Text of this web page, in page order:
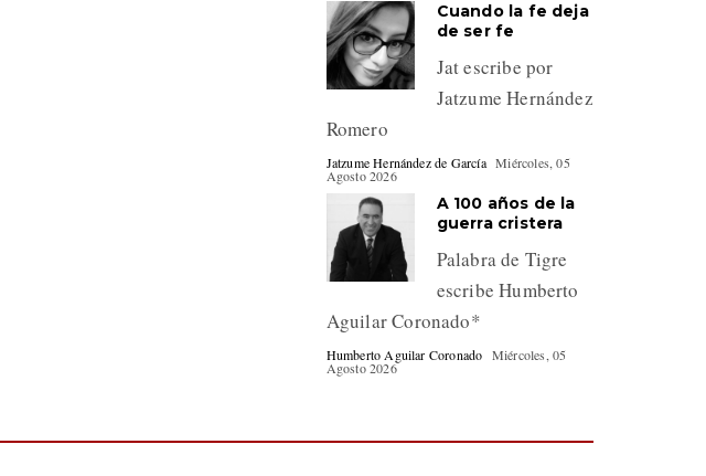
Cuando la fe deja
de ser fe
Jat escribe por
Jatzume Hernández
Romero
Jatzume Hernández de García Miércoles, 05
Agosto 2026
A 100 años de la
guerra cristera
Palabra de Tigre
escribe Humberto
Aguilar Coronado*
Humberto Aguilar Coronado Miércoles, 05
Agosto 2026